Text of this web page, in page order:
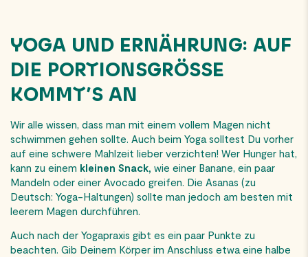
YOGA UND ERNÄHRUNG: AUF
DIE PORTIONSGRÖSSE K
OMMT’S AN
Wir alle wissen, dass man mit einem vollem Magen nicht
schwimmen gehen sollte. Auch beim Yoga solltest Du vorher
auf eine schwere Mahlzeit lieber verzichten! Wer Hunger hat,
kann zu einem kleinen Snack, wie einer Banane, ein paar
Mandeln oder einer Avocado greifen. Die Asanas (zu
Deutsch: Yoga-Haltungen) sollte man jedoch am besten mit
leerem Magen durchführen.
Auch nach der Yogapraxis gibt es ein paar Punkte zu
beachten. Gib Deinem Körper im Anschluss etwa eine halbe